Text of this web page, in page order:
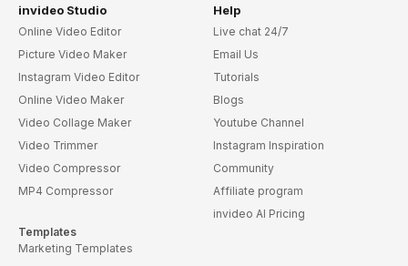
invideo Studio
Online Video Editor
Picture Video Maker
Instagram Video Editor
Online Video Maker
Video Collage Maker
Video Trimmer
Video Compressor
MP4 Compressor
Templates
Marketing Templates
Help
Live chat 24/7
Email Us
Tutorials
Blogs
Youtube Channel
Instagram Inspiration
Community
Affiliate program
invideo AI Pricing